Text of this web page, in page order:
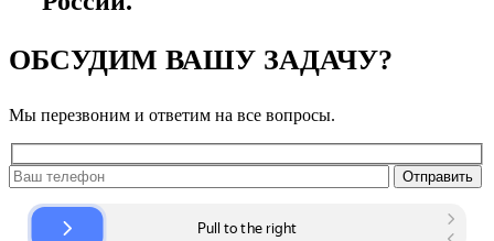
ОБСУДИМ ВАШУ ЗАДАЧУ?
Мы перезвоним и ответим на все вопросы.